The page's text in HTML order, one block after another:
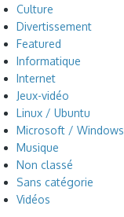
Culture
Divertissement
Featured
Informatique
Internet
Jeux-vidéo
Linux / Ubuntu
Microsoft / Windows
Musique
Non classé
Sans catégorie
Vidéos